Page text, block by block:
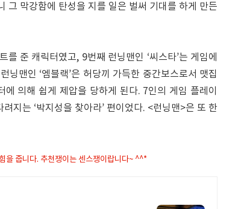
그 막강함에 탄성을 지를 일은 벌써 기대를 하게 만든
준 캐릭터였고, 9번째 런닝맨인 ‘씨스타’는 게임에
맨인 ‘엠블랙’은 허당끼 가득한 중간보스로서 맷집
의해 쉽게 제압을 당하게 된다. 7인의 게임 플레이
지는 ‘박지성을 찾아라’ 편이었다. <런닝맨>은 또 한
줍니다. 추천쟁이는 센스쟁이랍니다~ ^^*